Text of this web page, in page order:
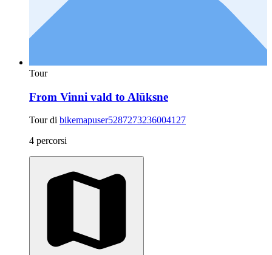
Tour
From Vinni vald to Alūksne
Tour di bikemapuser5287273236004127
4 percorsi